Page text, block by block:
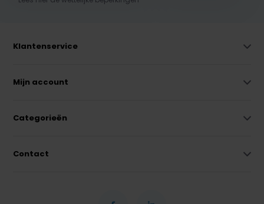
Klantenservice
Mijn account
Categorieën
Contact